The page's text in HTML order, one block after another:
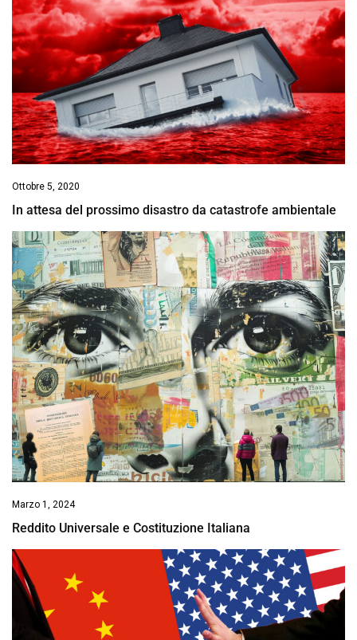
Ottobre 5, 2020
In attesa del prossimo disastro da catastrofe ambientale
Marzo 1, 2024
Reddito Universale e Costituzione Italiana